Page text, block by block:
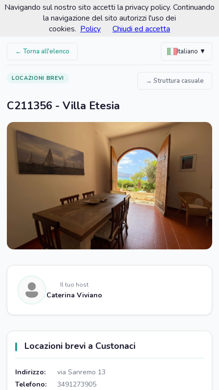
Comune di Custonaci
Portale turistico ufficiale
← Torna all'elenco Italiano ▼
LOCAZIONI BREVI → Struttura casuale
C211356 - Villa Etesia
Locazioni brevi a Custonaci
Indirizzo:
via Sanremo 13
Telefono:
3491273905
Il tuo host
Caterina Viviano
Navigando sul nostro sito accetti la privacy policy. Continuando
la navigazione del sito autorizzi l'uso dei
cookies. Policy Chiudi ed accetta